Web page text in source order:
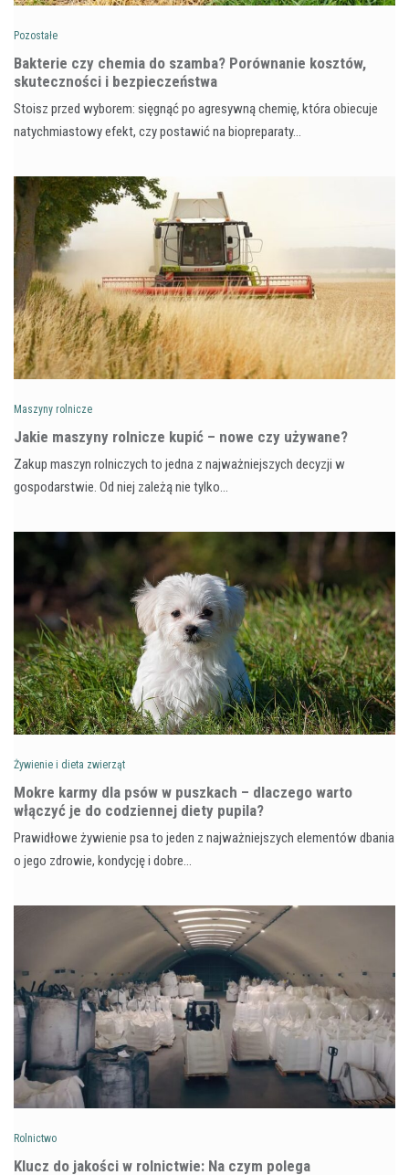
Pozostałe
Bakterie czy chemia do szamba? Porównanie kosztów,
skuteczności i bezpieczeństwa
Stoisz przed wyborem: sięgnąć po agresywną chemię, która obiecuje
natychmiastowy efekt, czy postawić na biopreparaty…
Maszyny rolnicze
Jakie maszyny rolnicze kupić – nowe czy używane?
Zakup maszyn rolniczych to jedna z najważniejszych decyzji w
gospodarstwie. Od niej zależą nie tylko…
Żywienie i dieta zwierząt
Mokre karmy dla psów w puszkach – dlaczego warto
włączyć je do codziennej diety pupila?
Prawidłowe żywienie psa to jeden z najważniejszych elementów dbania
o jego zdrowie, kondycję i dobre…
Rolnictwo
Klucz do jakości w rolnictwie: Na czym polega